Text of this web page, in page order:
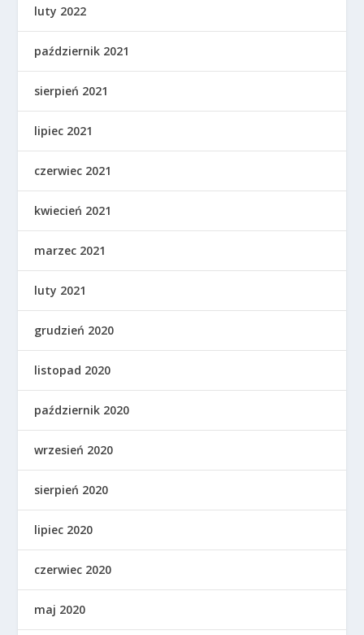
luty 2022
październik 2021
sierpień 2021
lipiec 2021
czerwiec 2021
kwiecień 2021
marzec 2021
luty 2021
grudzień 2020
listopad 2020
październik 2020
wrzesień 2020
sierpień 2020
lipiec 2020
czerwiec 2020
maj 2020